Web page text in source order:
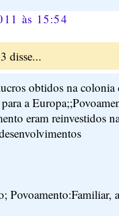
às 15:54
disse...
obtidos na colonia
a
eram reinvestidos
Povoamento:Familiar,